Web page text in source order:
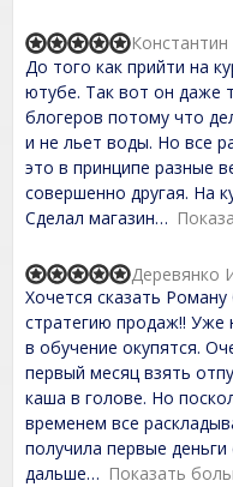
5
R
a
d
5
,
0
o
u
o
f
5
До того как прийти на
ютубе. Так вот он даже
блогеров потому что
и не льет воды. Но все
это в принципе разные
совершенно другая. На
Сделал магазин
Константин
R
a
t
e
d
5
,
0
o
u
t
Хочется сказать
стратегию продаж!! Уже
в обучение окупятся.
первый месяц взять
каша в голове. Но
временем все
получила первые
дальше
Показать
Деревянко